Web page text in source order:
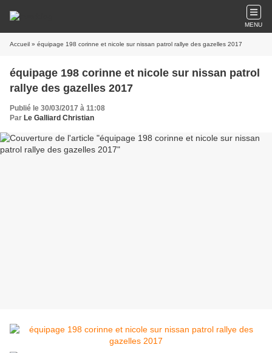
MENU
Accueil » équipage 198 corinne et nicole sur nissan patrol rallye des gazelles 2017
équipage 198 corinne et nicole sur nissan patrol
rallye des gazelles 2017
Publié le 30/03/2017 à 11:08
Par Le Galliard Christian